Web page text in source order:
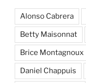
Alonso Cabrera
Betty Maisonnat
Brice Montagnoux
Daniel Chappuis